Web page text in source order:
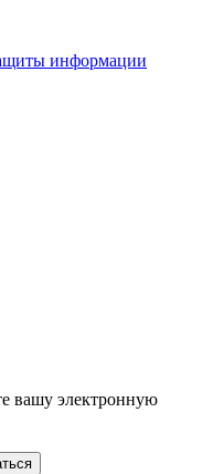
информации
вашу электронную